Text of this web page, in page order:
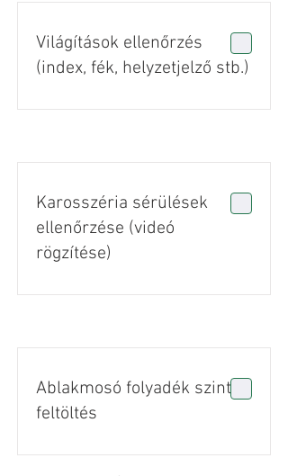
Világítások ellenőrzés
(index, fék, helyzetjelző stb.)
Karosszéria sérülések
ellenőrzése (videó
rögzítése)
Ablakmosó folyadék szint
feltöltés